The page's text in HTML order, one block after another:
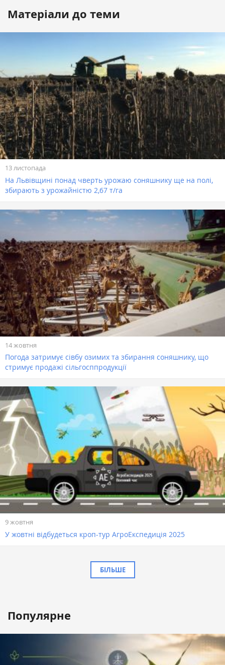
Матеріали до теми
13 листопада
На Львівщині понад чверть урожаю соняшнику ще на полі,
збирають з урожайністю 2,67 т/га
14 жовтня
Погода затримує сівбу озимих та збирання соняшнику, що
стримує продажі сільгосппродукції
9 жовтня
У жовтні відбудеться кроп-тур АгроЕкспедиція 2025
БІЛЬШЕ
Популярне